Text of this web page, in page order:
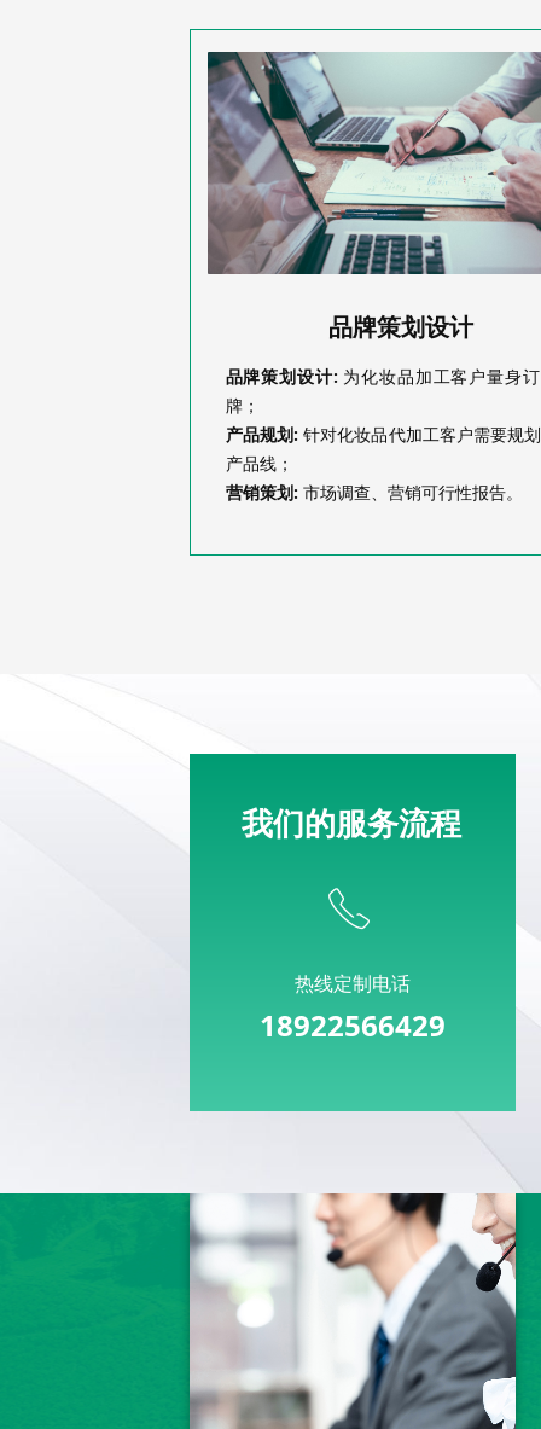
品牌策划设计
品牌策划设计: 为化妆品加工客户量身
牌；
产品规划: 针对化妆品代加工客户需要规
产品线；
营销策划: 市场调查、营销可行性报告。
研发生产品控
长期提供稳定成熟配方，亦可
成品加工、半成品、成品检验
我们的服务流程
热线定制电话
18922566429
ꂅ